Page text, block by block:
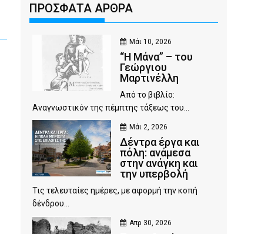
ΠΡΟΣΦΑΤΑ ΑΡΘΡΑ
Μάι 10, 2026
“Η Μάνα” – του
Γεώργιου
Μαρτινέλλη
Από το βιβλίο:
Αναγνωστικόν της πέμπτης τάξεως του...
Μάι 2, 2026
Δέντρα έργα και
πόλη: ανάμεσα
στην ανάγκη και
την υπερβολή
Τις τελευταίες ημέρες, με αφορμή την κοπή
δένδρου...
Απρ 30, 2026